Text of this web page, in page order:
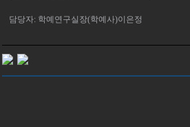
담당자: 학예연구실장(학예사)이은정​